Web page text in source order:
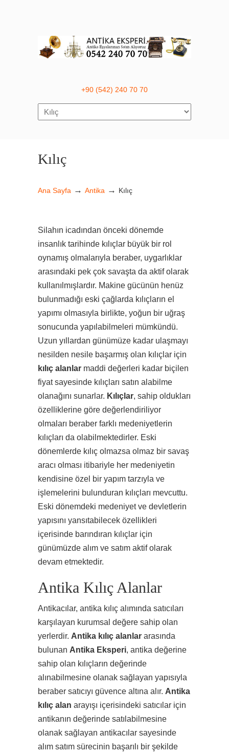
+90 (542) 240 70 70
Navigation
Kılıç
Ana Sayfa → Antika → Kılıç
Silahın icadından önceki dönemde
insanlık tarihinde kılıçlar büyük bir rol
oynamış olmalarıyla beraber, uygarlıklar
arasındaki pek çok savaşta da aktif olarak
kullanılmışlardır. Makine gücünün henüz
bulunmadığı eski çağlarda kılıçların el
yapımı olmasıyla birlikte, yoğun bir uğraş
sonucunda yapılabilmeleri mümkündü.
Uzun yıllardan günümüze kadar ulaşmayı
nesilden nesile başarmış olan kılıçlar için
kılıç alanlar maddi değerleri kadar biçilen
fiyat sayesinde kılıçları satın alabilme
olanağını sunarlar. Kılıçlar, sahip oldukları
özelliklerine göre değerlendiriliyor
olmaları beraber farklı medeniyetlerin
kılıçları da olabilmektedirler. Eski
dönemlerde kılıç olmazsa olmaz bir savaş
aracı olması itibariyle her medeniyetin
kendisine özel bir yapım tarzıyla ve
işlemelerini bulunduran kılıçları mevcuttu.
Eski dönemdeki medeniyet ve devletlerin
yapısını yansıtabilecek özellikleri
içerisinde barındıran kılıçlar için
günümüzde alım ve satım aktif olarak
devam etmektedir.
Antika Kılıç Alanlar
Antikacılar, antika kılıç alımında satıcıları
karşılayan kurumsal değere sahip olan
yerlerdir. Antika kılıç alanlar arasında
bulunan Antika Eksperi, antika değerine
sahip olan kılıçların değerinde
alınabilmesine olanak sağlayan yapısıyla
beraber satıcıyı güvence altına alır. Antika
kılıç alan arayışı içerisindeki satıcılar için
antikanın değerinde satılabilmesine
olanak sağlayan antikacılar sayesinde
alım satım sürecinin başarılı bir şekilde